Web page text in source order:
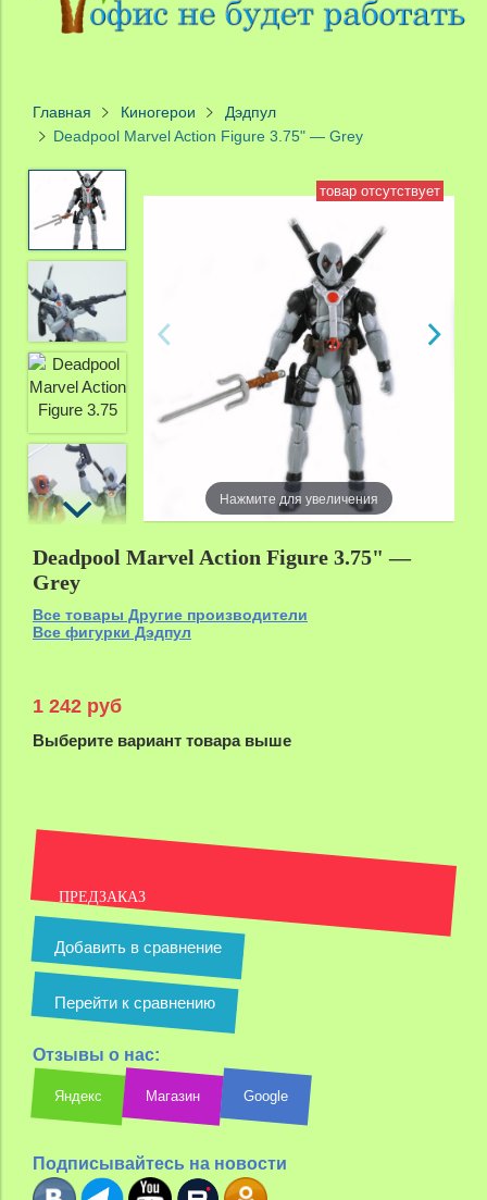
Главная Киногерои
Дэдпул
Deadpool Marvel Action Figure 3.75" — Grey
товар отсутствует
Нажмите для увеличения
Deadpool Marvel Action Figure 3.75" —
Grey
Все товары Другие производители
Все фигурки Дэдпул
1 242 руб
Выберите вариант товара выше
ПРЕДЗАКАЗ
Добавить в сравнение
Перейти к сравнению
Отзывы о нас:
Яндекс Магазин Google
Подписывайтесь на новости